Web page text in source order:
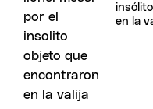
en la